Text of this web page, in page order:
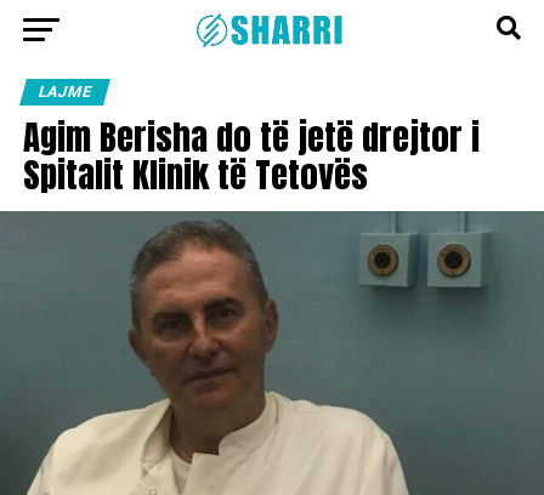
LAJME
Agim Berisha do të jetë drejtor i
Spitalit Klinik të Tetovës